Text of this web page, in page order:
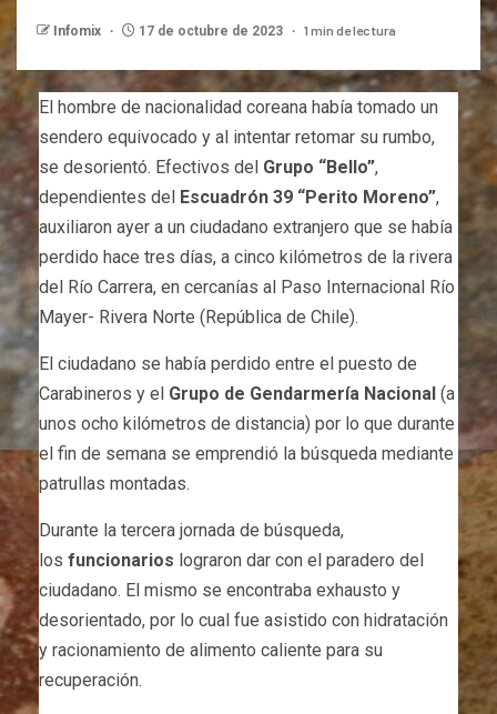
Infomix 17 de octubre de 2023 1 min de lectura
El hombre de nacionalidad coreana había tomado un
sendero equivocado y al intentar retomar su rumbo,
se desorientó. Efectivos del Grupo “Bello”,
dependientes del Escuadrón 39 “Perito Moreno”,
auxiliaron ayer a un ciudadano extranjero que se había
perdido hace tres días, a cinco kilómetros de la rivera
del Río Carrera, en cercanías al Paso Internacional Río
Mayer- Rivera Norte (República de Chile).
El ciudadano se había perdido entre el puesto de
Carabineros y el Grupo de Gendarmería Nacional (a
unos ocho kilómetros de distancia) por lo que durante
el fin de semana se emprendió la búsqueda mediante
patrullas montadas.
Durante la tercera jornada de búsqueda,
los funcionarios lograron dar con el paradero del
ciudadano. El mismo se encontraba exhausto y
desorientado, por lo cual fue asistido con hidratación
y racionamiento de alimento caliente para su
recuperación.